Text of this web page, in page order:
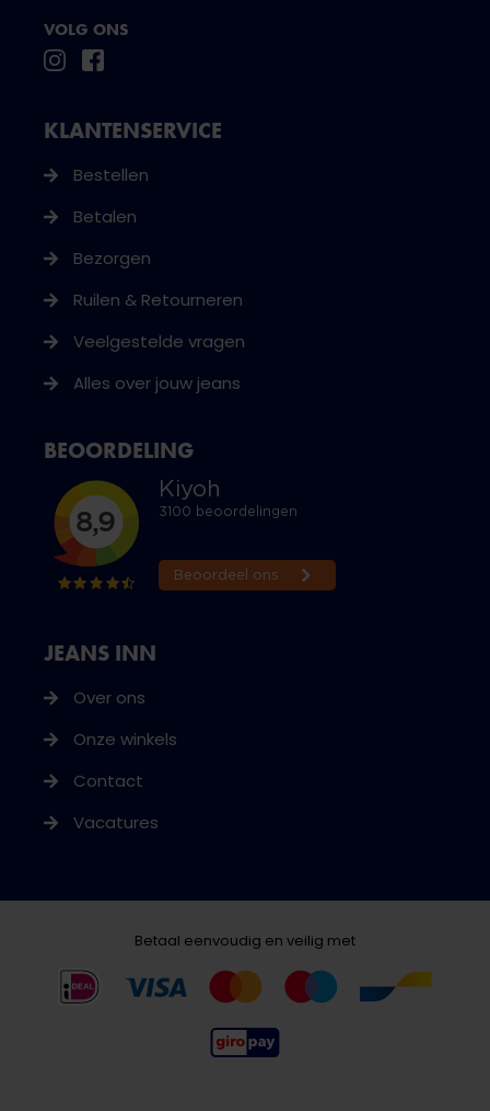
VOLG ONS
JEANS INN
Over ons
Onze winkels
Contact
Vacatures
KLANTENSERVICE
Bestellen
Betalen
Bezorgen
Ruilen & Retourneren
Veelgestelde vragen
Alles over jouw jeans
BEOORDELING
Betaal eenvoudig en veilig met